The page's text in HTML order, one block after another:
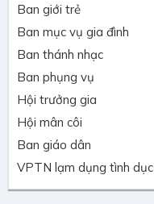
Ban giới trẻ
Ban mục vụ gia đình
Ban thánh nhạc
Ban phụng vụ
Hội trưởng gia
Hội mân côi
Ban giáo dân
VPTN lạm dụng tình dục